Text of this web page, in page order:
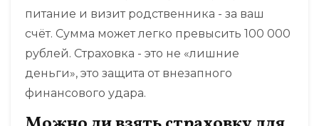
питание и визит родственника - за ваш
счёт. Сумма может легко превысить 100 000
рублей. Страховка - это не «лишние
деньги», это защита от внезапного
финансового удара.